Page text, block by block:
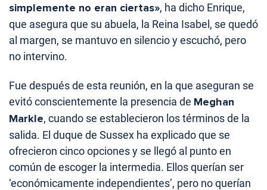
simplemente no eran ciertas», ha dicho Enrique,
que asegura que su abuela, la Reina Isabel, se quedó
al margen, se mantuvo en silencio y escuchó, pero
no intervino.
Fue después de esta reunión, en la que aseguran se
evitó conscientemente la presencia de Meghan
Markle, cuando se establecieron los términos de la
salida. El duque de Sussex ha explicado que se
ofrecieron cinco opciones y se llegó al punto en
común de escoger la intermedia. Ellos querían ser
‘económicamente independientes’, pero no querían